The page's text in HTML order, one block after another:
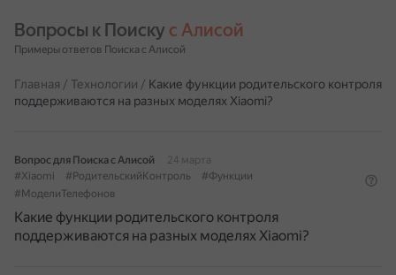
Вопросы к Поиску с Алисой
Примеры ответов Поиска с Алисой
Главная / Технологии / Какие функции родительского контроля
поддерживаются на разных моделях Xiaomi?
Вопрос для Поиска с Алисой
24 марта
#Xiaomi
#РодительскийКонтроль
#Функции
#МоделиТелефонов
Какие функции родительского контроля
поддерживаются на разных моделях Xiaomi?